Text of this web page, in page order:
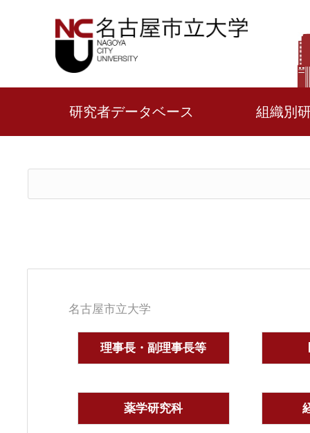
研究者データベース 組織別
名古屋市立大学
理事長・副理事長等
薬学研究科